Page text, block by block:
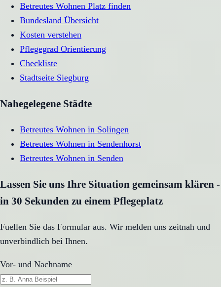
Betreutes Wohnen Platz finden
Bundesland Übersicht
Kosten verstehen
Pflegegrad Orientierung
Checkliste
Stadtseite Siegburg
Nahegelegene Städte
Betreutes Wohnen in Solingen
Betreutes Wohnen in Sendenhorst
Betreutes Wohnen in Senden
Lassen Sie uns Ihre Situation gemeinsam klären -
in 30 Sekunden zu einem Pflegeplatz
Fuellen Sie das Formular aus. Wir melden uns zeitnah und
unverbindlich bei Ihnen.
Vor- und Nachname